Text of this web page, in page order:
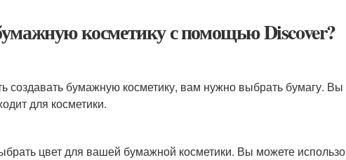
косметику с помощью Discover?
создавать бумажную косметику, вам нужно выбрать бумагу.
для косметики.
цвет для вашей бумажной косметики. Вы можете